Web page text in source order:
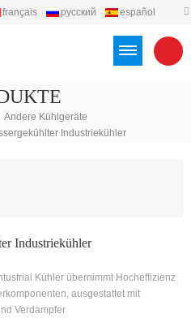
français русский
español
Andere Kühlgeräte
Industriekühler
Industriekühler
Kühler übernimmt Hocheffizienz
ausgestattet mit
Verdampfer